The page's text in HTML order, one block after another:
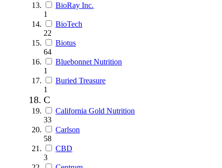
BioRay Inc.
1
BioTech
22
Biotus
64
Bluebonnet Nutrition
1
Buried Treasure
1
C
California Gold Nutrition
33
Carlson
58
CBD
3